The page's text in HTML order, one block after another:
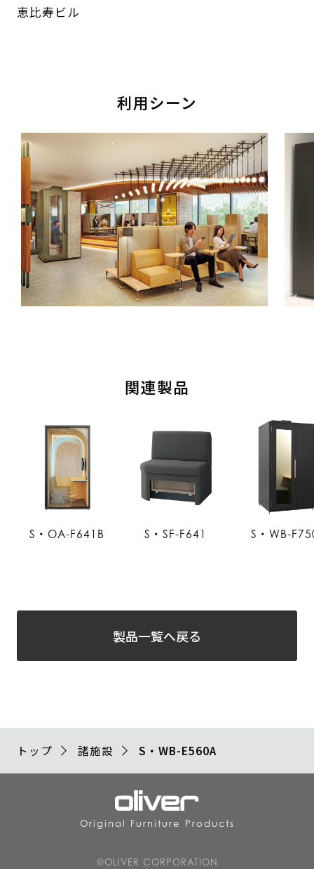
恵比寿ビル
利用シーン
関連製品
S・OA-F641B S・SF-F641 S・WB-
製品一覧へ戻る
トップ 諸施設 S・WB-E560A
Original Furniture Products
©OLIVER CORPORATION